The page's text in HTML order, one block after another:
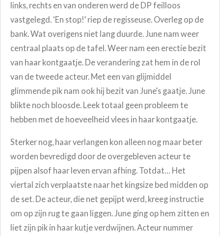
links, rechts en van onderen werd de DP feilloos
vastgelegd. ‘En stop!’ riep de regisseuse. Overleg op de
bank. Wat overigens niet lang duurde. June nam weer
centraal plaats op de tafel. Weer nam een erectie bezit
van haar kontgaatje. De verandering zat hem in de rol
van de tweede acteur. Met een van glijmiddel
glimmende pik nam ook hij bezit van June’s gaatje. June
blikte noch bloosde. Leek totaal geen probleem te
hebben met de hoeveelheid vlees in haar kontgaatje.
Sterker nog, haar verlangen kon alleen nog maar beter
worden bevredigd door de overgebleven acteur te
pijpen alsof haar leven ervan afhing. Totdat… Het
viertal zich verplaatste naar het kingsize bed midden op
de set. De acteur, die net gepijpt werd, kreeg instructie
om op zijn rug te gaan liggen. June ging op hem zitten en
liet zijn pik in haar kutje verdwijnen. Acteur nummer